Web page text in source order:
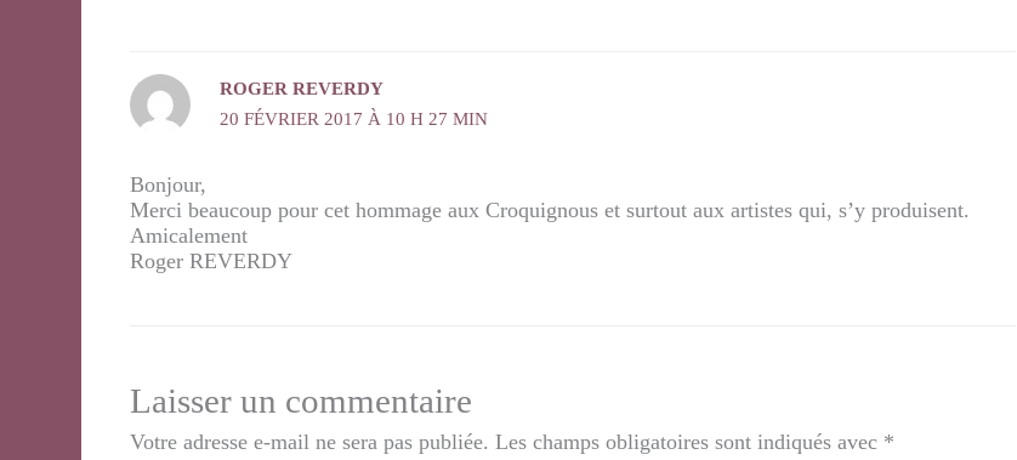
ROGER REVERDY
20 FÉVRIER 2017 À 10 H 27 MIN
Bonjour,
Merci beaucoup pour cet hommage aux Croquignous et surtout aux artistes qui, s’y produisent.
Amicalement
Roger REVERDY
Laisser un commentaire
Votre adresse e-mail ne sera pas publiée. Les champs obligatoires sont indiqués avec *